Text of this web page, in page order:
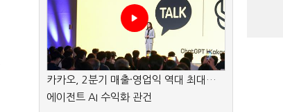
카카오, 2분기 매출·영업익 역대 최대…
에이전트 AI 수익화 관건